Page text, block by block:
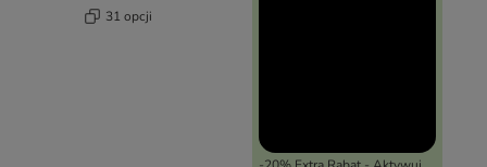
31 opcji